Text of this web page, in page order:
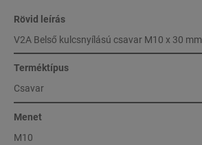
Rövid leírás
V2A Belső kulcsnyílású csavar M10 x 30 mm
Terméktípus
Csavar
Menet
M10